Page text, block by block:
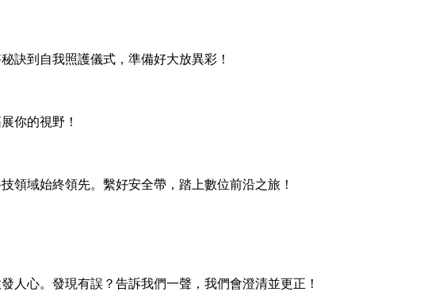
訣到自我照護儀式，準備好大放異彩！
你的視野！
領域始終領先。繫好安全帶，踏上數位前沿之旅！
人心。發現有誤？告訴我們一聲，我們會澄清並更正！